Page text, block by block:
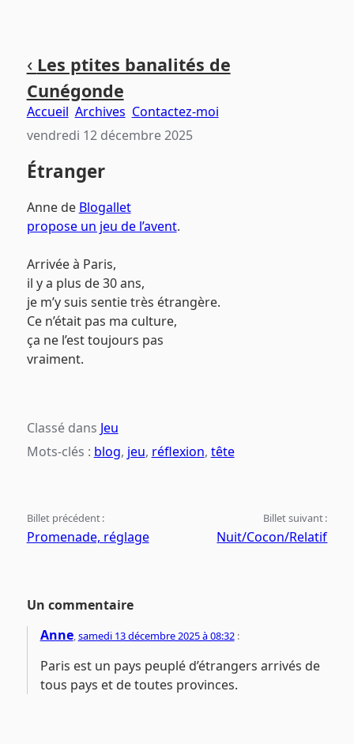
contenu
principal
menu
principal
‹ Les ptites banalités de
Cunégonde
Accueil Archives Contactez-moi
vendredi 12 décembre 2025
Étranger
Anne de Blogallet
propose un jeu de l’avent.
Arrivée à Paris,
il y a plus de 30 ans,
je m’y suis sentie très étrangère.
Ce n’était pas ma culture,
ça ne l’est toujours pas
vraiment.
Classé dans Jeu
Mots-clés : blog, jeu, réflexion, tête
Billet précédent :
Promenade, réglage
Billet suivant :
Nuit/Cocon/Relatif
Un commentaire
Anne,samedi 13 décembre 2025 à 08:32:
Paris est un pays peuplé d’étrangers arrivés de
tous pays et de toutes provinces.